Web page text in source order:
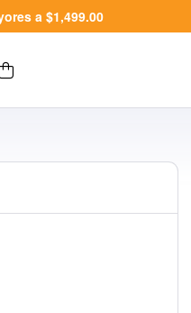
a $1,499.00